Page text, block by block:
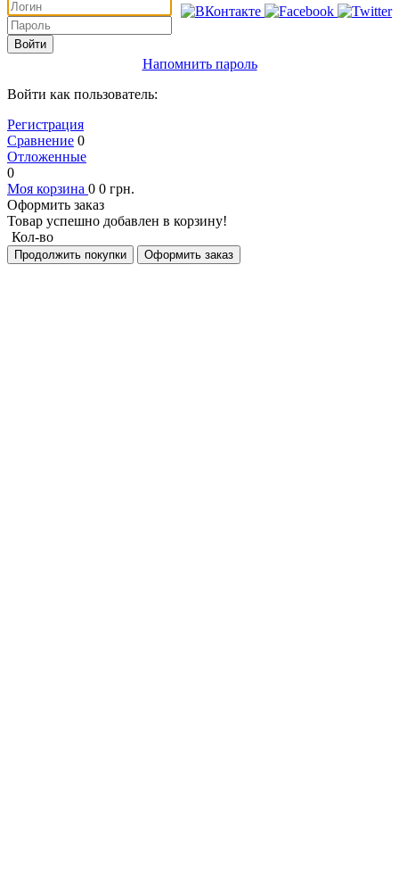
Войти
Напомнить пароль
Войти как пользователь:
Регистрация
Сравнение 0
Отложенные
0
Моя корзина 0 0 грн.
Оформить заказ
Товар успешно добавлен в корзину!
Кол-во
Продолжить покупки Оформить заказ